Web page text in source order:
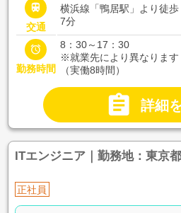

交通
横浜線「鴨居駅」より徒歩
7分

勤務時間
8：30～17：30
※就業先により異なります
（実働8時間）
 詳細
ITエンジニア｜勤務地：東京
正社員